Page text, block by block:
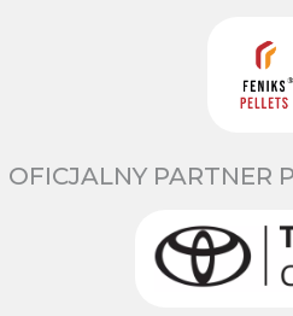
OFICJALNY PARTNER